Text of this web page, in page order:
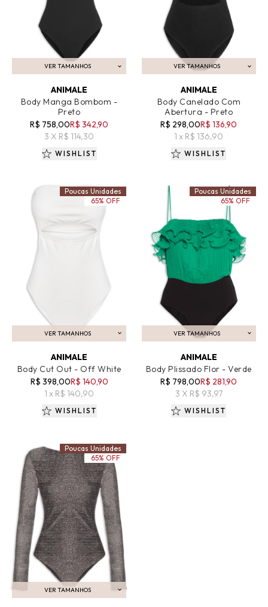
VER TAMANHOS
ADICIONAR AO CARRINHO
ANIMALE
Body Manga Bombom -
Preto
R$ 758,00R$ 342,90
3 X R$ 114,30
WISHLIST
VER TAMANHOS
ADICIONAR AO CARRINHO
ANIMALE
Body Canelado Com
Abertura - Preto
R$ 298,00R$ 136,90
1 x R$ 136,90
WISHLIST
VER TAMANHOS
ADICIONAR AO CARRINHO
ANIMALE
Body Cut Out - Off White
R$ 398,00R$ 140,90
1 x R$ 140,90
Poucas Unidades
65% OFF
WISHLIST
VER TAMANHOS
ADICIONAR AO CARRINHO
ANIMALE
Body Plissado Flor - Verde
R$ 798,00R$ 281,90
3 X R$ 93,97
Poucas Unidades
65% OFF
WISHLIST
VER TAMANHOS
ADICIONAR AO CARRINHO
Poucas Unidades
65% OFF